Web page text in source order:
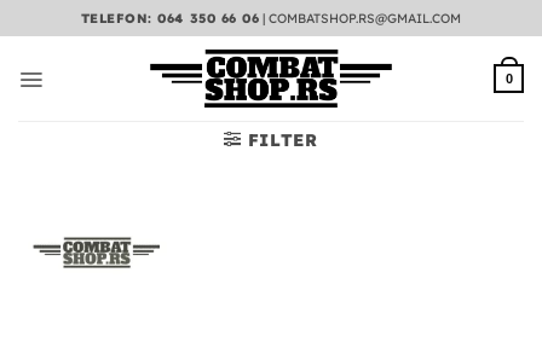
na
TELEFON: 064 350 66 06 |COMBATSHOP.RS@GMAIL.COM
0
FILTER